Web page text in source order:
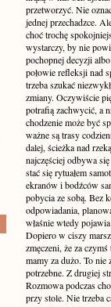
przetworzyć. Nie
jednej przechadzce.
choć trochę
wystarczy, by nie
pochopnej decyzji
połowie refleksji nad
trzeba szukać
zmiany. Oczywiście
potrafią zachwycić, a
chodzenie może być
ważne są trasy
dalej, ścieżka nad
najczęściej odbywa
stać się rytuałem
ekranów i bodźców
pobycia ze sobą. Bez
odpowiadania,
właśnie wtedy
Dopiero w ciszy
zmęczeni, że za
mamy za dużo. To nie
potrzebne. Z drugiej
Rozmowa podczas
przy stole. Nie trzeba